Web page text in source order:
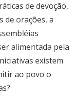
de devoção,
de orações, a
alimentada pela
existem
ao povo o